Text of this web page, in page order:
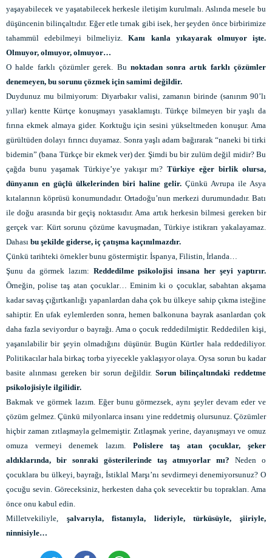
yaşayabilecek ve yaşatabilecek herkesle iletişim kurulmalı. Aslında mesele bu
düşüncenin bilinçaltıdır. Eğer etle tırnak gibi isek, her şeyden önce birbirimize
tahammül edebilmeyi bilmeliyiz.Kanı kanla yıkayarak olmuyor işte.
Olmuyor, olmuyor, olmuyor…
O halde farklı çözümler gerek. Bu noktadan sonra artık farklı çözümler
denemeyen, bu sorunu çözmek için samimi değildir.
Duydunuz mu bilmiyorum: Diyarbakır valisi, zamanın birinde (sanırım 90’lı
yıllar) kentte Kürtçe konuşmayı yasaklamıştı. Türkçe bilmeyen bir yaşlı da
fırına ekmek almaya gider. Korktuğu için sesini yükseltmeden konuşur. Ama
gürültüden dolayı fırıncı duyamaz. Sonra yaşlı adam bağırarak “naneki bi tirki
bidemin” (bana Türkçe bir ekmek ver) der. Şimdi bu bir zulüm değil midir? Bu
çağda bunu yaşamak Türkiye’ye yakışır mı?Türkiye eğer birlik olursa,
dünyanın en güçlü ülkelerinden biri haline gelir. Çünkü Avrupa ile Asya
kıtalarının köprüsü konumundadır. Ortadoğu’nun merkezi durumundadır. Batı
ile doğu arasında bir geçiş noktasıdır. Ama artık herkesin bilmesi gereken bir
gerçek var: Kürt sorunu çözüme kavuşmadan, Türkiye istikrarı yakalayamaz.
Dahası bu şekilde giderse, iç çatışma kaçınılmazdır.
Çünkü tarihteki örnekler bunu göstermiştir. İspanya, Filistin, İrlanda…
Şunu da görmek lazım: Reddedilme psikolojisi insana her şeyi yaptırır.
Örneğin, polise taş atan çocuklar… Eminim ki o çocuklar, sabahtan akşama
kadar savaş çığırtkanlığı yapanlardan daha çok bu ülkeye sahip çıkma isteğine
sahiptir. En ufak eylemlerden sonra, hemen balkonuna bayrak asanlardan çok
daha fazla seviyordur o bayrağı. Ama o çocuk reddedilmiştir. Reddedilen kişi,
yaşanılabilir bir şeyin olmadığını düşünür. Bugün Kürtler hala reddediliyor.
Politikacılar hala birkaç torba yiyecekle yaklaşıyor olaya. Oysa sorun bu kadar
basite alınması gereken bir sorun değildir.Sorun bilinçaltındaki reddetme
psikolojisiyle ilgilidir.
Bakmak ve görmek lazım. Eğer bunu görmezsek, aynı şeyler devam eder ve
çözüm gelmez. Çünkü milyonlarca insanı yine reddetmiş olursunuz. Çözümler
hiçbir zaman zıtlaşmayla gelmemiştir. Zıtlaşmak yerine, dayanışmayı ve omuz
omuza vermeyi denemek lazım.Polislere taş atan çocuklar, şeker
aldıklarında, bir sonraki gösterilerinde taş atmıyorlar mı? Neden o
çocuklara bu ülkeyi, bayrağı, İstiklal Marşı’nı sevdirmeyi denemiyorsunuz? O
çocuğu sevin. Göreceksiniz, herkesten daha çok sevecektir bu toprakları. Ama
önce onu kabul edin.
Milletvekiliyle, şalvarıyla, fistanıyla, lideriyle, türküsüyle, şiiriyle,
ninnisiyle…